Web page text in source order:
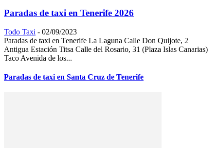
Paradas de taxi en Tenerife 2026
Todo Taxi - 02/09/2023
Paradas de taxi en Tenerife La Laguna Calle Don Quijote, 2
Antigua Estación Titsa Calle del Rosario, 31 (Plaza Islas Canarias)
Taco Avenida de los...
Paradas de taxi en Santa Cruz de Tenerife